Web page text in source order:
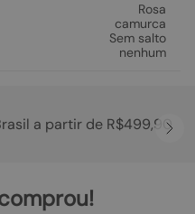
Rosa
camurca
Sem salto
nenhum
a partir de R$499,90